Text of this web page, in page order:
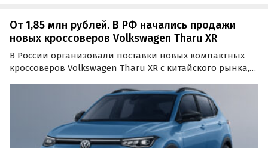
От 1,85 млн рублей. В РФ начались продажи
новых кроссоверов Volkswagen Tharu XR
В России организовали поставки новых компактных
кроссоверов Volkswagen Tharu XR с китайского рынка,